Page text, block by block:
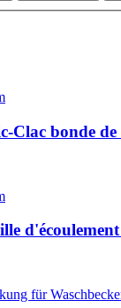
Clac bonde de
d'écoulement